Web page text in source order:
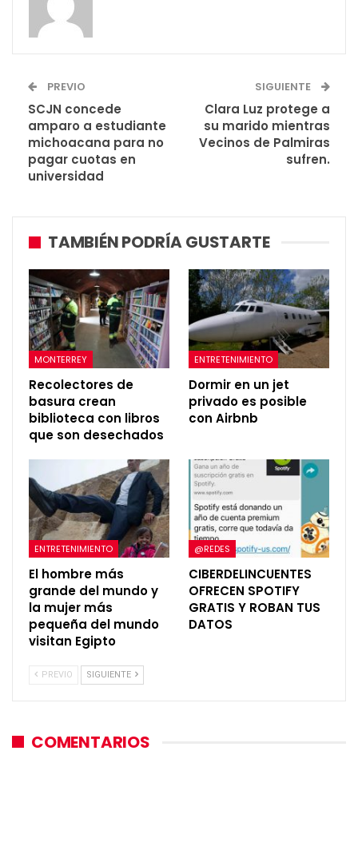
PREVIO
SCJN concede
amparo a estudiante
michoacana para no
pagar cuotas en
universidad
SIGUIENTE
Clara Luz protege a
su marido mientras
Vecinos de Palmiras
sufren.
TAMBIÉN PODRÍA GUSTARTE
MONTERREY
Recolectores de
basura crean
biblioteca con libros
que son desechados
ENTRETENIMIENTO
Dormir en un jet
privado es posible
con Airbnb
ENTRETENIMIENTO
El hombre más
grande del mundo y
la mujer más
pequeña del mundo
visitan Egipto
@REDES
CIBERDELINCUENTES
OFRECEN SPOTIFY
GRATIS Y ROBAN TUS
DATOS
PREVIO SIGUIENTE
COMENTARIOS